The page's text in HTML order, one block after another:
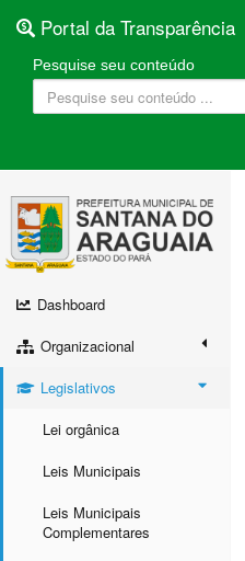
Portal da Transparência
Pesquise seu conteúdo
Dashboard
Organizacional
Legislativos
Lei orgânica
Leis Municipais
Leis Municipais
Complementares